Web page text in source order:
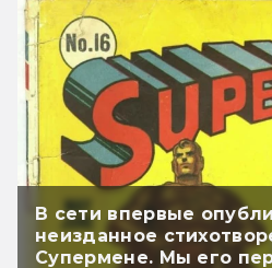
В сети впервые
неизданное
Супермене. Мы его